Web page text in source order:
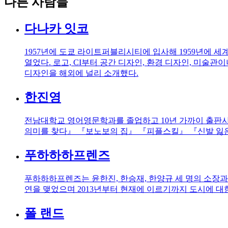
다나카 잇코
1957년에 도쿄 라이트퍼블리시티에 입사해 1959년에
열었다. 로고, CI부터 공간 디자인, 환경 디자인, 미술관
디자인을 해외에 널리 소개했다.
한진영
전남대학교 영어영문학과를 졸업하고 10년 가까이 출
의미를 찾다』 『보노보의 집』 『피플스킬』 『신발
푸하하하프렌즈
푸하하하프렌즈는 윤한진, 한승재, 한양규 세 명의 소장
연을 맺었으며 2013년부터 현재에 이르기까지 도시에
폴 랜드